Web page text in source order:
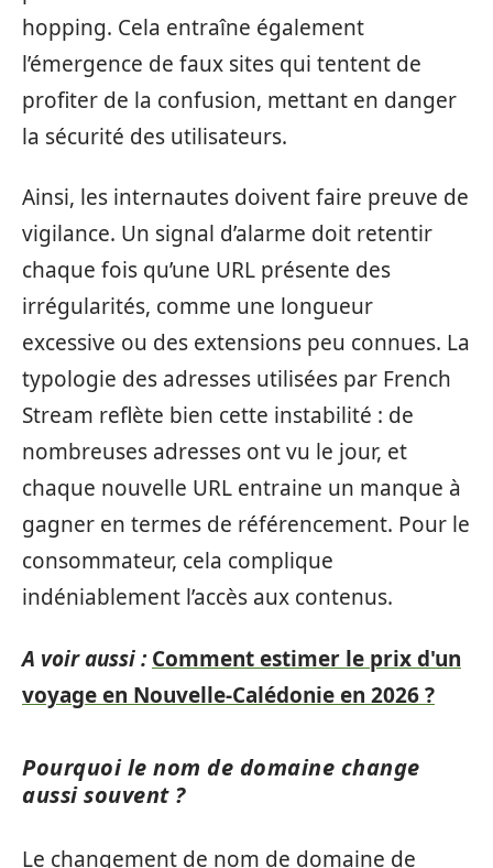
hopping. Cela entraîne également
l’émergence de faux sites qui tentent de
profiter de la confusion, mettant en danger
la sécurité des utilisateurs.
Ainsi, les internautes doivent faire preuve de
vigilance. Un signal d’alarme doit retentir
chaque fois qu’une URL présente des
irrégularités, comme une longueur
excessive ou des extensions peu connues. La
typologie des adresses utilisées par French
Stream reflète bien cette instabilité : de
nombreuses adresses ont vu le jour, et
chaque nouvelle URL entraine un manque à
gagner en termes de référencement. Pour le
consommateur, cela complique
indéniablement l’accès aux contenus.
A voir aussi : Comment estimer le prix d'un
voyage en Nouvelle-Calédonie en 2026 ?
Pourquoi le nom de domaine change
aussi souvent ?
Le changement de nom de domaine de